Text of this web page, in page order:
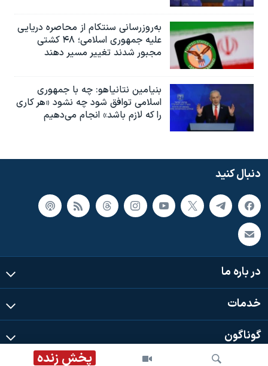
پخش زنده
به‌روزرسانی سنتکام از محاصره دریایی
علیه جمهوری اسلامی؛ ۴۸ کشتی
مجبور شدند تغییر مسیر دهند
بنیامین نتانیاهو: چه با جمهوری
اسلامی توافق شود چه نشود «هر کاری
را که لازم باشد» انجام می‌دهیم
دنبال کنید
در باره ما
خدمات
گوناگون